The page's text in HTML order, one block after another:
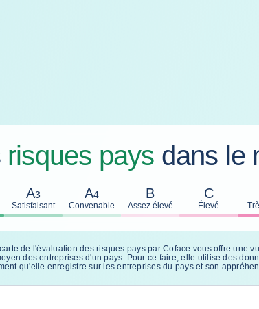
risques pays dans le
A3
Satisfaisant
A4
Convenable
B
Assez élevé
C
Élevé
de l'évaluation des risques pays par Coface vous offre une
des entreprises d'un pays. Pour ce faire, elle utilise des
qu'elle enregistre sur les entreprises du pays et son